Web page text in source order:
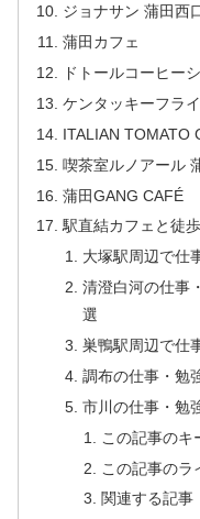
ジョナサン 蒲田西
蒲田カフェ
ドトールコーヒー
ケンタッキーフラ
ITALIAN TOMATO
喫茶室ルノアール
蒲田GANG CAFÉ
駅直結カフェと徒
大塚駅周辺で仕
清澄白河の仕事
選
巣鴨駅周辺で仕
調布の仕事・勉
市川の仕事・勉
この記事のキ
この記事のラ
関連する記事